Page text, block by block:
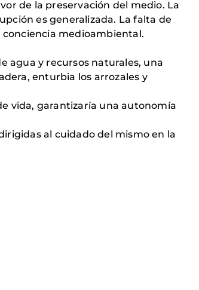
de la preservación del medio. La
es generalizada. La falta de
conciencia medioambiental.
agua y recursos naturales, una
enturbia los arrozales y
vida, garantizaría una autonomía
al cuidado del mismo en la